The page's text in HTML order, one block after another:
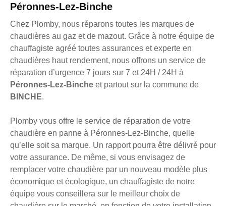
Péronnes-Lez-Binche
Chez Plomby, nous réparons toutes les marques de
chaudières au gaz et de mazout. Grâce à notre équipe de
chauffagiste agréé toutes assurances et experte en
chaudières haut rendement, nous offrons un service de
réparation d’urgence 7 jours sur 7 et 24H / 24H à
Péronnes-Lez-Binche et partout sur la commune de
BINCHE.
Plomby vous offre le service de réparation de votre
chaudière en panne à Péronnes-Lez-Binche, quelle
qu’elle soit sa marque. Un rapport pourra être délivré pour
votre assurance. De même, si vous envisagez de
remplacer votre chaudière par un nouveau modèle plus
économique et écologique, un chauffagiste de notre
équipe vous conseillera sur le meilleur choix de